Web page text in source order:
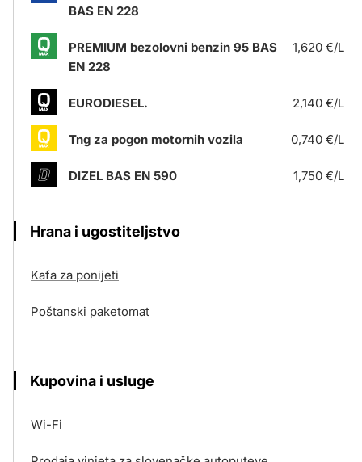
BAS EN 228
PREMIUM bezolovni benzin 95 BAS
EN 228
1,620 €/L
EURODIESEL. 2,140 €/L
Tng za pogon motornih vozila 0,740 €/L
DIZEL BAS EN 590 1,750 €/L
Hrana i ugostiteljstvo
Kafa za ponijeti
Poštanski paketomat
Kupovina i usluge
Wi-Fi